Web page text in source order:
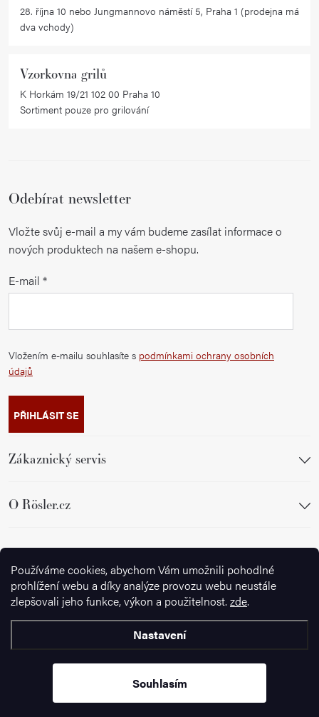
Používáme cookies, abychom Vám umožnili pohodlné
prohlížení webu a díky analýze provozu webu neustále
zlepšovali jeho funkce, výkon a použitelnost. zde.
Nastavení
Souhlasím
28. října 10 nebo Jungmannovo náměstí 5, Praha 1 (prodejna má
dva vchody)
Vzorkovna grilů
K Horkám 19/21 102 00 Praha 10
Sortiment pouze pro grilování
Odebírat newsletter
Vložte svůj e-mail a my vám budeme zasílat informace o
nových produktech na našem e-shopu.
E-mail
Vložením e-mailu souhlasíte s podmínkami ochrany osobních
údajů
PŘIHLÁSIT SE
Zákaznický servis
O Rösler.cz
Sledujte nás